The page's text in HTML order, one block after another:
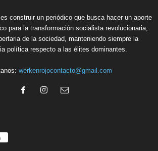
construir un periódico que busca hacer un aporte
para la transformación socialista revolucionaria,
de la sociedad, manteniendo siempre la
política respecto a las élites dominantes.
werkenrojocontacto@gmail.com